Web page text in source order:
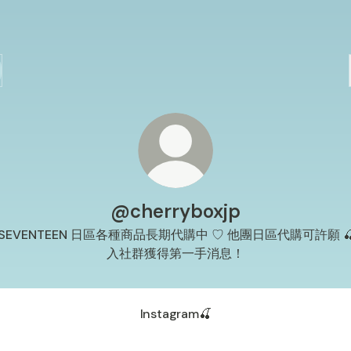
@cherryboxjp
日區各種商品長期代購中 ♡ 他團日區代購可許願
入社群獲得第一手消息！
Instagram🍒